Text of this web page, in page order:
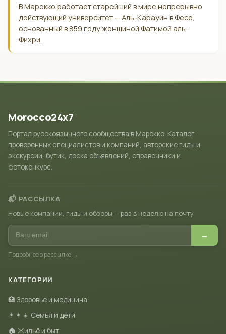
В Марокко работает старейший в мире непрерывно
действующий университет — Аль-Карауин в Фесе,
основанный в 859 году женщиной Фатимой аль-
Фихри.
Morocco24x7
Портал русскоязычного сообщества в Марокко. Каталог
проверенных специалистов и компаний, авторские гиды и
экскурсии, бутик, доска объявлений, справочники и
фотоконкурс.
📬 РАССЫЛКА
Новые компании, гиды и обзоры — раз в неделю на почту
→
Подробнее о рассылке →
КАТЕГОРИИ
🏥 Здоровье и медицина
👨‍👩‍👧 Семья и дети
🏠 Жильё и быт